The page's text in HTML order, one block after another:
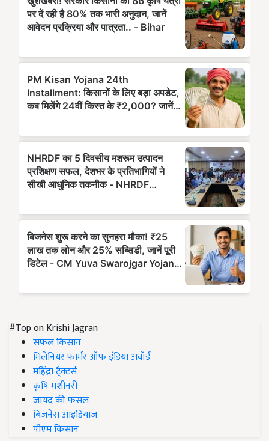
#Top on Krishi Jagran
सफल किसान
मिलेनियर फार्मर ऑफ इंडिया अवॉर्ड
महिंद्रा ट्रैक्टर्स
कृषि मशीनरी
जायद की फसल
बिज़नेस आइडियाज
पीएम किसान